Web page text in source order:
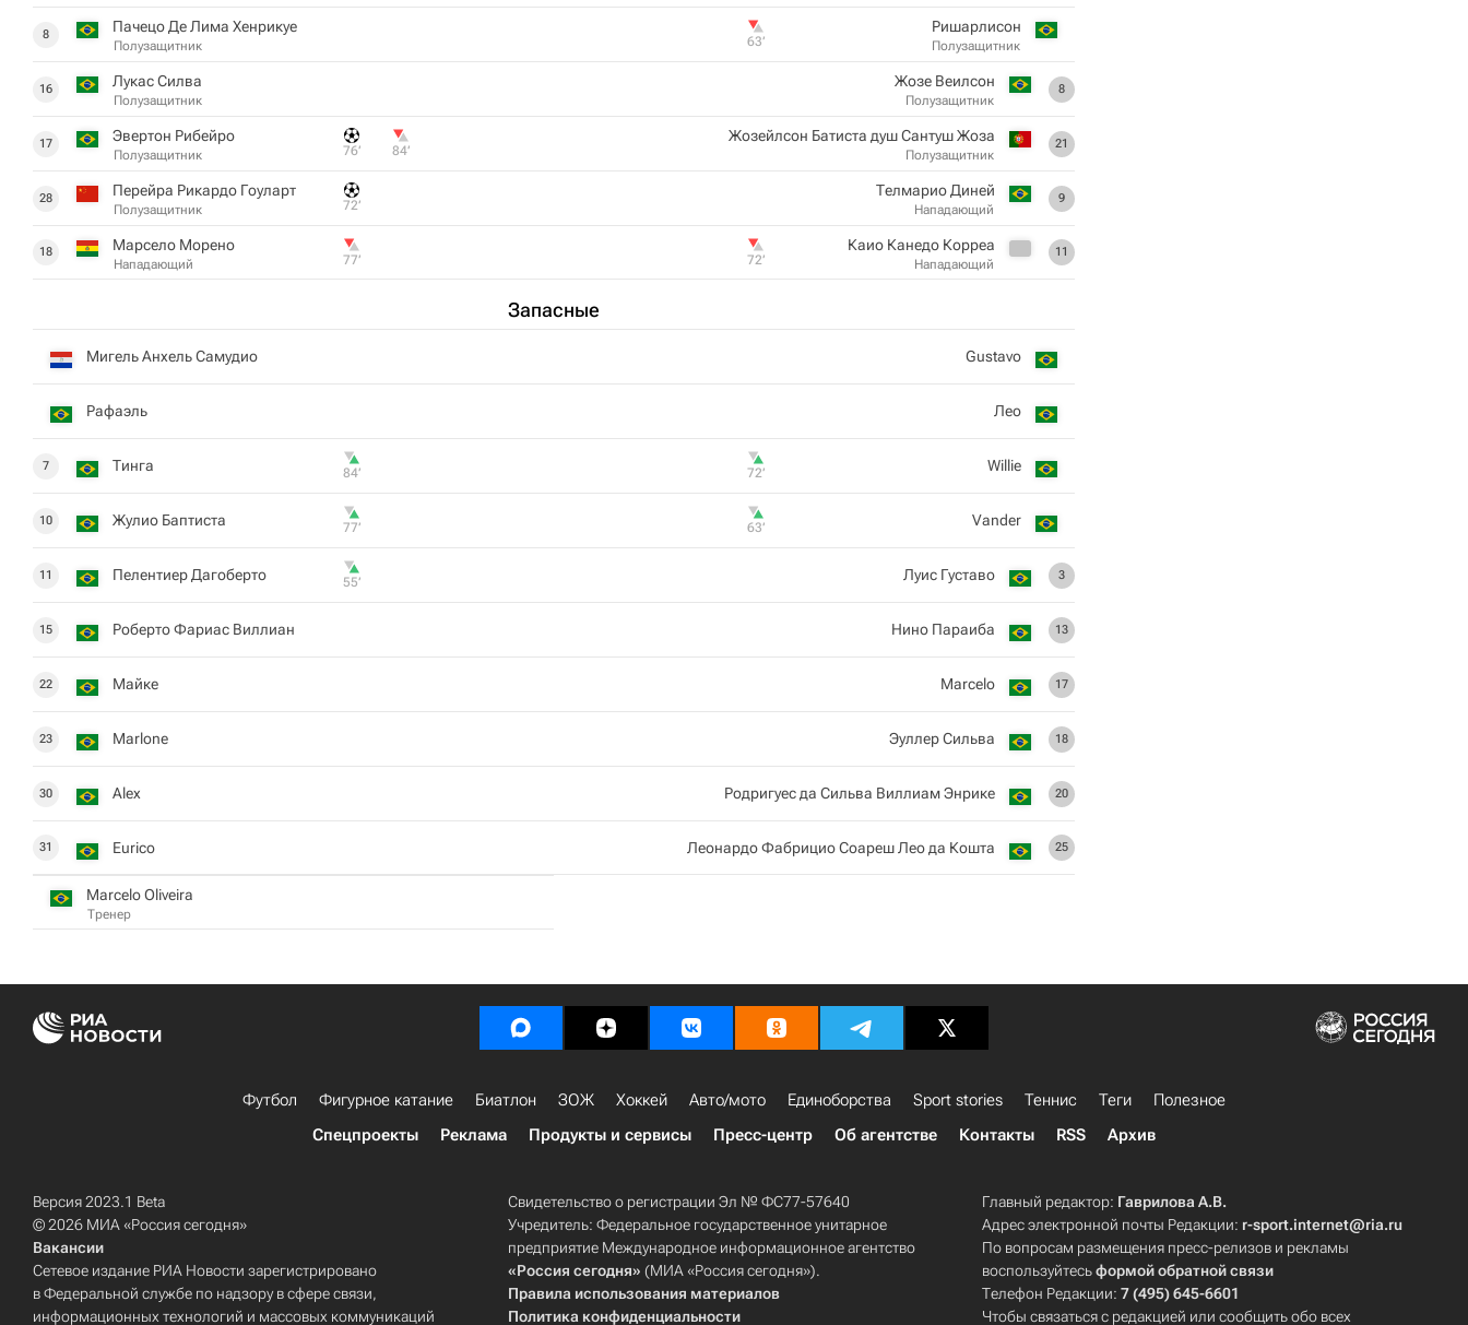
8 Пачецо Де Лима Хенрикуе
Полузащитник
16 Лукас Силва
Полузащитник
17 Эвертон Рибейро
Полузащитник 76‎’‎ 84‎’‎
28 Перейра Рикардо Гоуларт
Полузащитник 72‎’‎
18 Марсело Морено
Нападающий 77‎’‎
Запасные
Мигель Анхель Самудио
Рафаэль
7 Тинга 84‎’‎
10 Жулио Баптиста 77‎’‎
11 Пелентиер Дагоберто 55‎’‎
15 Роберто Фариас Виллиан
22 Майке
23 Marlone
30 Alex
31 Eurico
Marcelo Oliveira
Тренер
Ришарлисон
Полузащитник
63‎’‎
8
Жозе Веилсон
Полузащитник
21
Жозейлсон Батиста душ Сантуш Жоза
Полузащитник
9
Телмарио Диней
Нападающий
11
Каио Канедо Корреа
Нападающий
72‎’‎
Gustavo
Лео
Willie
72‎’‎
Vander
63‎’‎
3
Луис Густаво
13
Нино Параиба
17
Marcelo
18
Эуллер Сильва
20
Родригуес да Сильва Виллиам Энрике
25
Леонардо Фабрицио Соареш Лео да Кошта
Футбол Фигурное катание Биатлон ЗОЖ Хоккей Авто/мото Единоборства Sport stories Теннис Теги
Полезное
Спецпроекты
Реклама Продукты и сервисы Пресс-центр Об агентстве Контакты RSS Архив
Версия 2023.1 Beta
© 2026 МИА «Россия сегодня»
Вакансии
Сетевое издание РИА Новости зарегистрировано
в Федеральной службе по надзору в сфере связи,
информационных технологий и массовых коммуникаций
Свидетельство о регистрации Эл № ФС77-57640
Учредитель: Федеральное государственное унитарное
предприятие Международное информационное агентство
«Россия сегодня» (МИА «Россия сегодня»).
Правила использования материалов
Политика конфиденциальности
Главный редактор: Гаврилова А.В.
Адрес электронной почты Редакции: r-sport.internet@ria.ru
По вопросам размещения пресс-релизов и рекламы
воспользуйтесьформой обратной связи
Телефон Редакции:7 (495) 645-6601
Чтобы связаться с редакцией или сообщить обо всех